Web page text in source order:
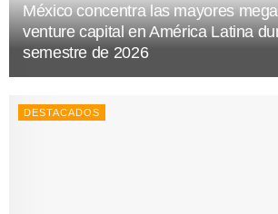
México concentra las mayores
venture capital en América Latina
semestre de 2026
DESTACADOS